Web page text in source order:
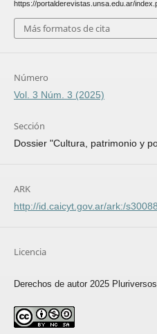
https://portalderevistas.unsa.edu.ar/
Más formatos de cita
Número
Vol. 3 Núm. 3 (2025)
Sección
Dossier "Cultura, patrimonio y
ARK
http://id.caicyt.gov.ar/ark:/
Licencia
Derechos de autor 2025